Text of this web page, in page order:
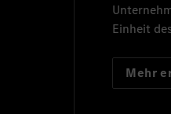
Einheit
Mehr